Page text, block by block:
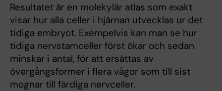
Resultatet är en molekylär atlas som exakt
visar hur alla celler i hjärnan utvecklas ur det
tidiga embryot. Exempelvis kan man se hur
tidiga nervstamceller först ökar och sedan
minskar i antal, för att ersättas av
övergångsformer i flera vågor som till sist
mognar till färdiga nervceller.